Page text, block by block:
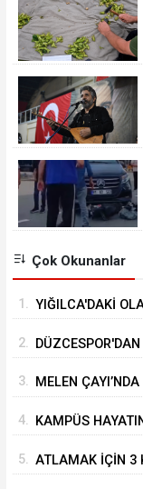
Çok Okunanlar
1. YIĞILCA'DAKİ
2.
3. MELEN
4. KAMPÜS
5. ATLAMAK İÇİN 3